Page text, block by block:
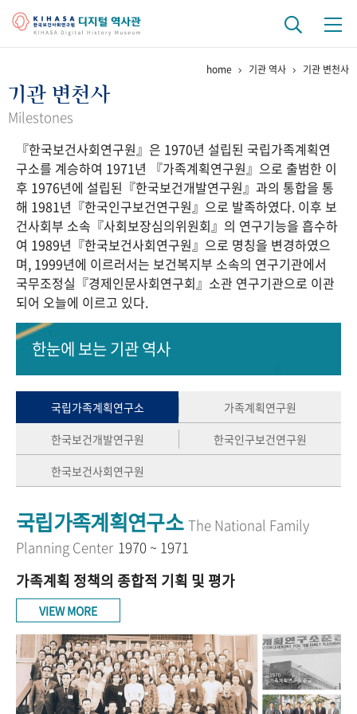
걸어온 길 기관 변천사
연구 역사
정책과 연구 키워드로 보는 연구 역사
연구자들
간행물 변천사
기록물 아카이브
사진 아카이브 문서 기록물 행정박물 영상 기록물
50+1 주년 기념
세계와 함께 한 KIHASA
VR 역사관
home 기관 역사 기관 변천사
기관 변천사
Milestones
『한국보건사회연구원』은 1970년 설립된 국립가족계획연
구소를 계승하여 1971년 『가족계획연구원』으로 출범한 이
후 1976년에 설립된『한국보건개발연구원』과의 통합을 통
해 1981년『한국인구보건연구원』으로 발족하였다. 이후 보
건사회부 소속『사회보장심의위원회』의 연구기능을 흡수하
여 1989년『한국보건사회연구원』으로 명칭을 변경하였으
며, 1999년에 이르러서는 보건복지부 소속의 연구기관에서
국무조정실『경제인문사회연구회』소관 연구기관으로 이관
되어 오늘에 이르고 있다.
한눈에 보는기관 역사
국립가족계획연구소
가족계획연구원
한국보건개발연구원
한국인구보건연구원
한국보건사회연구원
국립가족계획연구소 The National Family
Planning Center 1970 ~ 1971
가족계획 정책의 종합적 기획 및 평가
VIEW MORE